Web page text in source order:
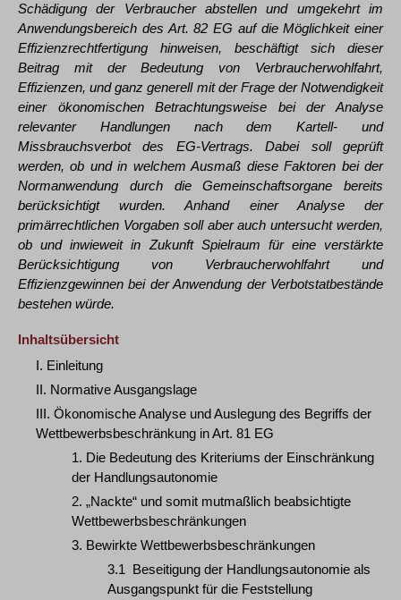
Schädigung der Verbraucher abstellen und umgekehrt im
Anwendungsbereich des Art. 82 EG auf die Möglichkeit einer
Effizienzrechtfertigung hinweisen, beschäftigt sich dieser
Beitrag mit der Bedeutung von Verbraucherwohlfahrt,
Effizienzen, und ganz generell mit der Frage der Notwendigkeit
einer ökonomischen Betrachtungsweise bei der Analyse
relevanter Handlungen nach dem Kartell- und
Missbrauchsverbot des EG-Vertrags. Dabei soll geprüft
werden, ob und in welchem Ausmaß diese Faktoren bei der
Normanwendung durch die Gemeinschaftsorgane bereits
berücksichtigt wurden. Anhand einer Analyse der
primärrechtlichen Vorgaben soll aber auch untersucht werden,
ob und inwieweit in Zukunft Spielraum für eine verstärkte
Berücksichtigung von Verbraucherwohlfahrt und
Effizienzgewinnen bei der Anwendung der Verbotstatbestände
bestehen würde.
Inhaltsübersicht
I. Einleitung
II. Normative Ausgangslage
III. Ökonomische Analyse und Auslegung des Begriffs der
Wettbewerbsbeschränkung in Art. 81 EG
1. Die Bedeutung des Kriteriums der Einschränkung
der Handlungsautonomie
2. „Nackte“ und somit mutmaßlich beabsichtigte
Wettbewerbsbeschränkungen
3. Bewirkte Wettbewerbsbeschränkungen
3.1 Beseitigung der Handlungsautonomie als
Ausgangspunkt für die Feststellung